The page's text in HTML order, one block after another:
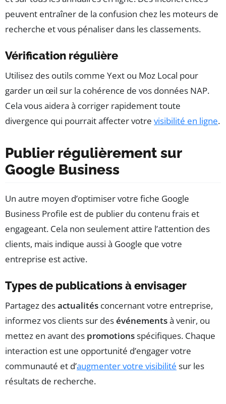
peuvent entraîner de la confusion chez les moteurs de
recherche et vous pénaliser dans les classements.
Vérification régulière
Utilisez des outils comme Yext ou Moz Local pour
garder un œil sur la cohérence de vos données NAP.
Cela vous aidera à corriger rapidement toute
divergence qui pourrait affecter votre visibilité en ligne.
Publier régulièrement sur
Google Business
Un autre moyen d’optimiser votre fiche Google
Business Profile est de publier du contenu frais et
engageant. Cela non seulement attire l’attention des
clients, mais indique aussi à Google que votre
entreprise est active.
Types de publications à envisager
Partagez desactualités concernant votre entreprise,
informez vos clients sur desévénementsà venir, ou
mettez en avant des promotionsspécifiques. Chaque
interaction est une opportunité d’engager votre
communauté et d’augmenter votre visibilité sur les
résultats de recherche.